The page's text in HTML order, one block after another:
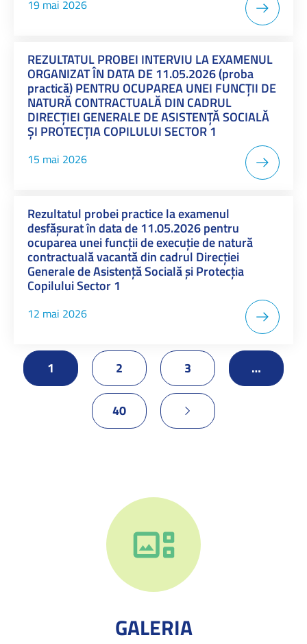
19 mai 2026
REZULTATUL PROBEI INTERVIU LA EXAMENUL
ORGANIZAT ÎN DATA DE 11.05.2026 (proba
practică) PENTRU OCUPAREA UNEI FUNCȚII DE
NATURĂ CONTRACTUALĂ DIN CADRUL
DIRECȚIEI GENERALE DE ASISTENȚĂ SOCIALĂ
ȘI PROTECȚIA COPILULUI SECTOR 1
15 mai 2026
Rezultatul probei practice la examenul
desfășurat în data de 11.05.2026 pentru
ocuparea unei funcții de execuție de natură
contractuală vacantă din cadrul Direcției
Generale de Asistență Socială și Protecția
Copilului Sector 1
12 mai 2026
1 2 3 …
40
GALERIA